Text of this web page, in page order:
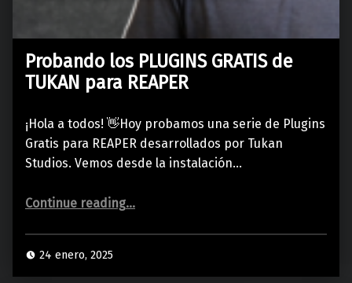
Probando los PLUGINS GRATIS de
TUKAN para REAPER
¡Hola a todos! 👋Hoy probamos una serie de Plugins
Gratis para REAPER desarrollados por Tukan
Studios. Vemos desde la instalación…
Continue reading“Probando los PLUGINS GRATIS de TUKAN para REAPER”
…
24 enero, 2025